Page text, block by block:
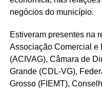
negócios do município.
Estiveram presentes na
Associação Comercial e
(ACIVAG), Câmara de
Grande (CDL-VG),
Grosso (FIEMT),